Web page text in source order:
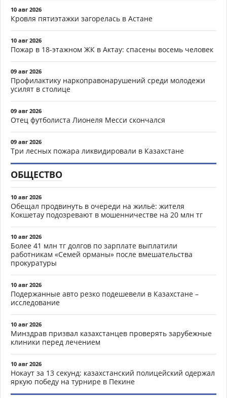
10 авг 2026
Кровля пятиэтажки загорелась в Астане
10 авг 2026
Пожар в 18-этажном ЖК в Актау: спасены восемь человек
09 авг 2026
Профилактику наркоправонарушений среди молодежи
усилят в столице
09 авг 2026
Отец футболиста Лионеля Месси скончался
09 авг 2026
Три лесных пожара ликвидировали в Казахстане
ОБЩЕСТВО
10 авг 2026
Обещал продвинуть в очереди на жильё: жителя
Кокшетау подозревают в мошенничестве на 20 млн тг
10 авг 2026
Более 41 млн тг долгов по зарплате выплатили
работникам «Семей орманы» после вмешательства
прокуратуры
10 авг 2026
Подержанные авто резко подешевели в Казахстане –
исследование
10 авг 2026
Минздрав призвал казахстанцев проверять зарубежные
клиники перед лечением
10 авг 2026
Нокаут за 13 секунд: казахстанский полицейский одержал
яркую победу на турнире в Пекине